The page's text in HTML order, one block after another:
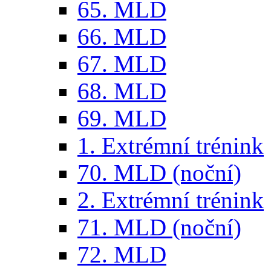
65. MLD
66. MLD
67. MLD
68. MLD
69. MLD
1. Extrémní trénink
70. MLD (noční)
2. Extrémní trénink
71. MLD (noční)
72. MLD